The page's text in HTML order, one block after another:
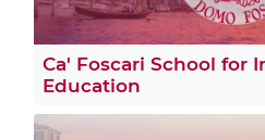
Ca' Foscari School for
Education